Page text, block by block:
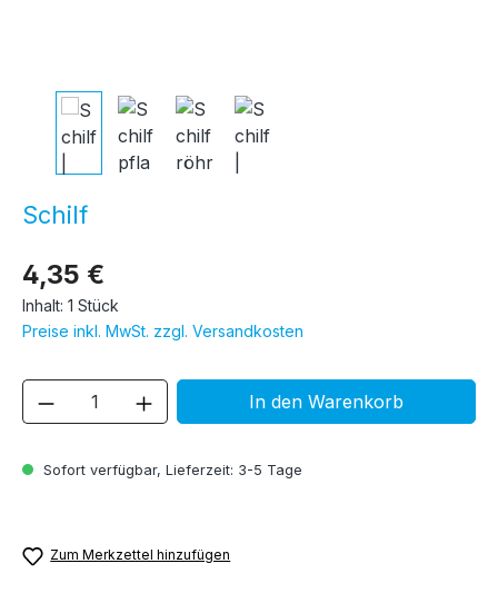
Schilf
4,35 €
Inhalt: 1 Stück
Preise inkl. MwSt. zzgl. Versandkosten
Sofort verfügbar, Lieferzeit: 3-5 Tage
Produkt Anzahl: Gib denIn den Warenkorb
Zum Merkzettel hinzufügen